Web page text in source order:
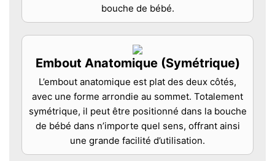
bouche de bébé.
Embout Anatomique (Symétrique)
L’embout anatomique est plat des deux côtés,
avec une forme arrondie au sommet. Totalement
symétrique, il peut être positionné dans la bouche
de bébé dans n’importe quel sens, offrant ainsi
une grande facilité d’utilisation.